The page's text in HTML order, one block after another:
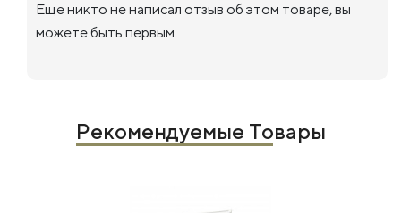
Еще никто не написал отзыв об этом товаре, вы
можете быть первым.
Рекомендуемые Товары